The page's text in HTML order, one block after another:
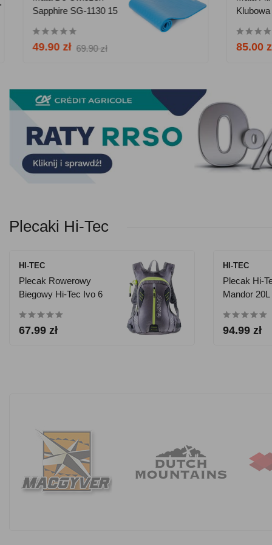
Sapphire SG-1130 15
49.90 zł 69.90 zł
Klubowa Z
MFK01 -
85.00 zł
035 + Gratis:
388.00 zł 599.00 zł
500 +
508.00 zł
Plecaki Hi-Tec
HI-TEC
Plecak Rowerowy
Biegowy Hi-Tec Ivo 6
67.99 zł
HI-TEC
Plecak Hi-
Mandor
94.99 zł